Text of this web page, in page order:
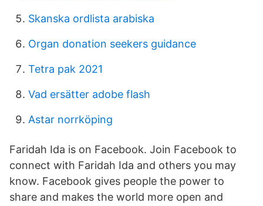
Skanska ordlista arabiska
Organ donation seekers guidance
Tetra pak 2021
Vad ersätter adobe flash
Astar norrköping
Faridah Ida is on Facebook. Join Facebook to
connect with Faridah Ida and others you may
know. Facebook gives people the power to
share and makes the world more open and